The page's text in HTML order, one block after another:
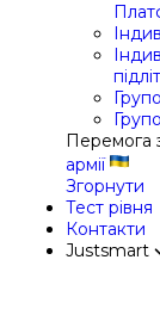
Перемога
армії
Згорнути
Тест рівня
Контакти
Justsmart